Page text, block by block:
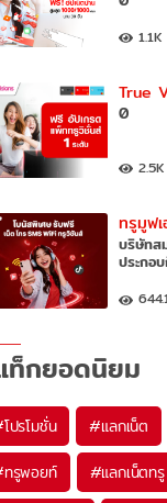
1.1K
True
0
2.5K
ทรูมูฟเ
บริษัทส
ประกอ
ท็กยอดนิยม
โปรโมชั่น #แลกเน็ต
ทรูพอยท์ #แลกเน็ตทรู